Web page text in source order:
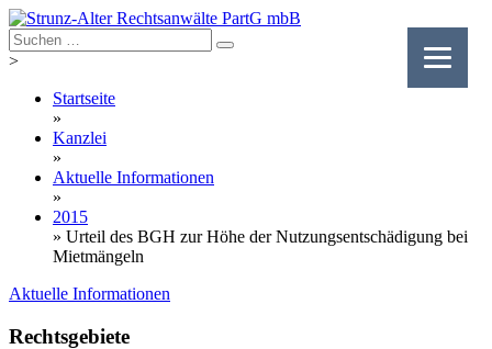
Skip
to
content
>
Startseite
»
Kanzlei
»
Aktuelle Informationen
»
2015
» Urteil des BGH zur Höhe der Nutzungsentschädigung bei
Mietmängeln
Aktuelle Informationen
Rechtsgebiete